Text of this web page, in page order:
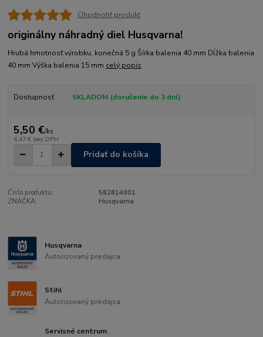
Ohodnotiť produkt
originálny náhradný diel Husqvarna!
Hrubá hmotnosť výrobku, konečná 5 g Šírka balenia 40 mm Dĺžka balenia
40 mm Výška balenia 15 mm celý popis
Dostupnosť SKLADOM (doručenie do 3 dní)
5,50 €/ks
4,47 € bez DPH
Pridať do košíka
Číslo produktu:
582814001
ZNAČKA:
Husqvarna
Husqvarna
Autorizovaný predajca
Stihl
Autorizovaný predajca
Servisné centrum